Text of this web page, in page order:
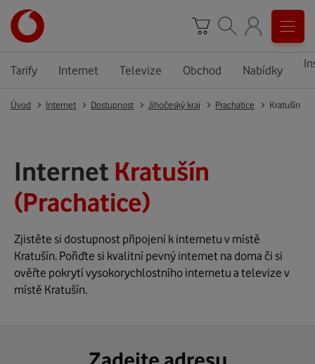
Tarify Internet Televize Obchod Nabídky
Úvod Internet Dostupnost Jihočeský kraj Prachatice Kratušín
Internet Kratušín
(Prachatice)
Zjistěte si dostupnost připojení k internetu v místě
Kratušín. Pořiďte si kvalitní pevný internet na doma či si
ověřte pokrytí vysokorychlostního internetu a televize v
místě Kratušín.